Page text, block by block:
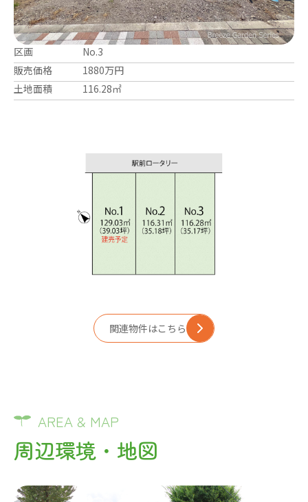
区画
No.3
販売価格
1880万円
土地面積
116.28㎡
関連物件はこちら
AREA & MAP
周辺環境・地図